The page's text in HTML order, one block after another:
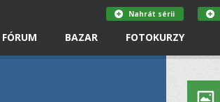
FÓRUM BAZAR FOTOKURZY
Nahrát sérii